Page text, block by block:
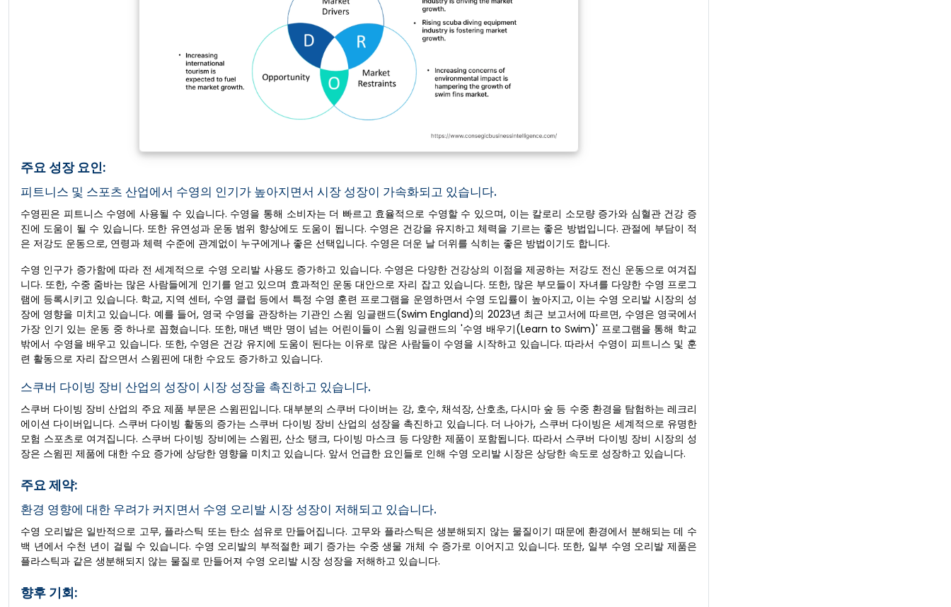
주요 성장 요인:
피트니스 및 스포츠 산업에서 수영의 인기가 높아지면서 시장 성장이 가속화되고 있습니다.
수영핀은 피트니스 수영에 사용될 수 있습니다. 수영을 통해 소비자는 더 빠르고 효율적으로 수영할 수 있으며, 이는 칼로리 소모량 증가와 심혈관 건강 증
진에 도움이 될 수 있습니다. 또한 유연성과 운동 범위 향상에도 도움이 됩니다. 수영은 건강을 유지하고 체력을 기르는 좋은 방법입니다. 관절에 부담이 적
은 저강도 운동으로, 연령과 체력 수준에 관계없이 누구에게나 좋은 선택입니다. 수영은 더운 날 더위를 식히는 좋은 방법이기도 합니다.
수영 인구가 증가함에 따라 전 세계적으로 수영 오리발 사용도 증가하고 있습니다. 수영은 다양한 건강상의 이점을 제공하는 저강도 전신 운동으로 여겨집
니다. 또한, 수중 줌바는 많은 사람들에게 인기를 얻고 있으며 효과적인 운동 대안으로 자리 잡고 있습니다. 또한, 많은 부모들이 자녀를 다양한 수영 프로그
램에 등록시키고 있습니다. 학교, 지역 센터, 수영 클럽 등에서 특정 수영 훈련 프로그램을 운영하면서 수영 도입률이 높아지고, 이는 수영 오리발 시장의 성
장에 영향을 미치고 있습니다. 예를 들어, 영국 수영을 관장하는 기관인 스윔 잉글랜드(Swim England)의 2023년 최근 보고서에 따르면, 수영은 영국에서
가장 인기 있는 운동 중 하나로 꼽혔습니다. 또한, 매년 백만 명이 넘는 어린이들이 스윔 잉글랜드의 '수영 배우기(Learn to Swim)' 프로그램을 통해 학교
밖에서 수영을 배우고 있습니다. 또한, 수영은 건강 유지에 도움이 된다는 이유로 많은 사람들이 수영을 시작하고 있습니다. 따라서 수영이 피트니스 및 훈
련 활동으로 자리 잡으면서 스윔핀에 대한 수요도 증가하고 있습니다.
스쿠버 다이빙 장비 산업의 성장이 시장 성장을 촉진하고 있습니다.
스쿠버 다이빙 장비 산업의 주요 제품 부문은 스윔핀입니다. 대부분의 스쿠버 다이버는 강, 호수, 채석장, 산호초, 다시마 숲 등 수중 환경을 탐험하는 레크리
에이션 다이버입니다. 스쿠버 다이빙 활동의 증가는 스쿠버 다이빙 장비 산업의 성장을 촉진하고 있습니다. 더 나아가, 스쿠버 다이빙은 세계적으로 유명한
모험 스포츠로 여겨집니다. 스쿠버 다이빙 장비에는 스윔핀, 산소 탱크, 다이빙 마스크 등 다양한 제품이 포함됩니다. 따라서 스쿠버 다이빙 장비 시장의 성
장은 스윔핀 제품에 대한 수요 증가에 상당한 영향을 미치고 있습니다. 앞서 언급한 요인들로 인해 수영 오리발 시장은 상당한 속도로 성장하고 있습니다.
주요 제약:
환경 영향에 대한 우려가 커지면서 수영 오리발 시장 성장이 저해되고 있습니다.
수영 오리발은 일반적으로 고무, 플라스틱 또는 탄소 섬유로 만들어집니다. 고무와 플라스틱은 생분해되지 않는 물질이기 때문에 환경에서 분해되는 데 수
백 년에서 수천 년이 걸릴 수 있습니다. 수영 오리발의 부적절한 폐기 증가는 수중 생물 개체 수 증가로 이어지고 있습니다. 또한, 일부 수영 오리발 제품은
플라스틱과 같은 생분해되지 않는 물질로 만들어져 수영 오리발 시장 성장을 저해하고 있습니다.
향후 기회: